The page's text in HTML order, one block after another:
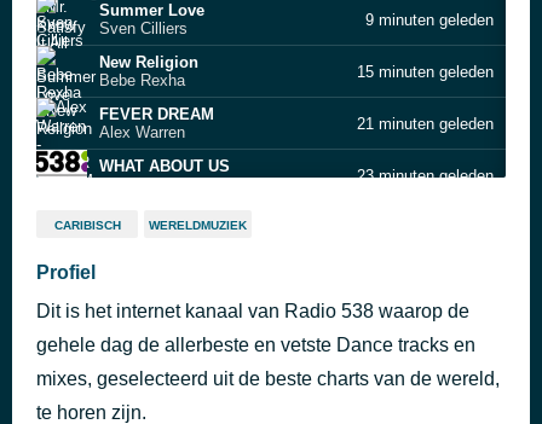
Summer Love
Sven Cilliers
9 minuten geleden
New Religion
Bebe Rexha
15 minuten geleden
FEVER DREAM
Alex Warren
21 minuten geleden
WHAT ABOUT US
23 minuten geleden
DOOR HET OOG VAN DE NACHT
Livin’ For
Kensington
Symphony
Sheppard
46 minuten geleden
CARIBISCH WERELDMUZIEK
Profiel
Dit is het internet kanaal van Radio 538 waarop de
gehele dag de allerbeste en vetste Dance tracks en
mixes, geselecteerd uit de beste charts van de wereld,
te horen zijn.